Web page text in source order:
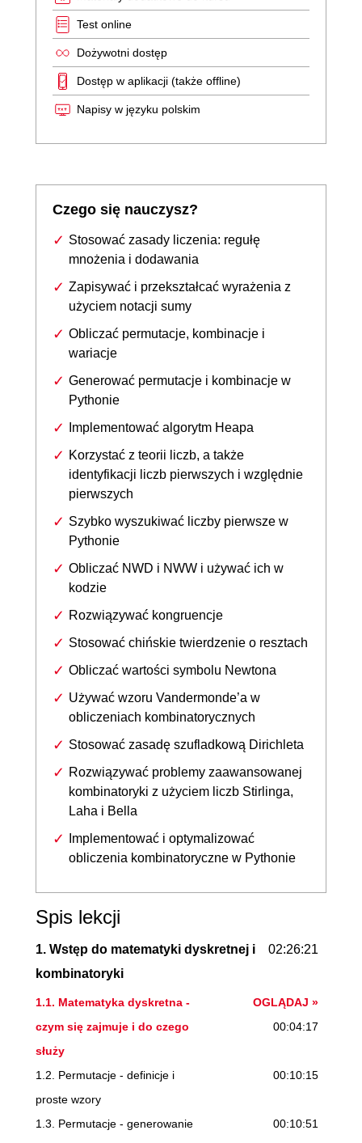
Test online
Dożywotni dostęp
Dostęp w aplikacji (także offline)
Napisy w języku polskim
Czego się nauczysz?
Stosować zasady liczenia: regułę
mnożenia i dodawania
Zapisywać i przekształcać wyrażenia z
użyciem notacji sumy
Obliczać permutacje, kombinacje i
wariacje
Generować permutacje i kombinacje w
Pythonie
Implementować algorytm Heapa
Korzystać z teorii liczb, a także
identyfikacji liczb pierwszych i względnie
pierwszych
Szybko wyszukiwać liczby pierwsze w
Pythonie
Obliczać NWD i NWW i używać ich w
kodzie
Rozwiązywać kongruencje
Stosować chińskie twierdzenie o resztach
Obliczać wartości symbolu Newtona
Używać wzoru Vandermonde’a w
obliczeniach kombinatorycznych
Stosować zasadę szufladkową Dirichleta
Rozwiązywać problemy zaawansowanej
kombinatoryki z użyciem liczb Stirlinga,
Laha i Bella
Implementować i optymalizować
obliczenia kombinatoryczne w Pythonie
Spis lekcji
1. Wstęp do matematyki dyskretnej i
kombinatoryki
02:26:21
1.1. Matematyka dyskretna -
czym się zajmuje i do czego
służy
OGLĄDAJ »
00:04:17
1.2. Permutacje - definicje i
proste wzory
00:10:15
1.3. Permutacje - generowanie
00:10:51